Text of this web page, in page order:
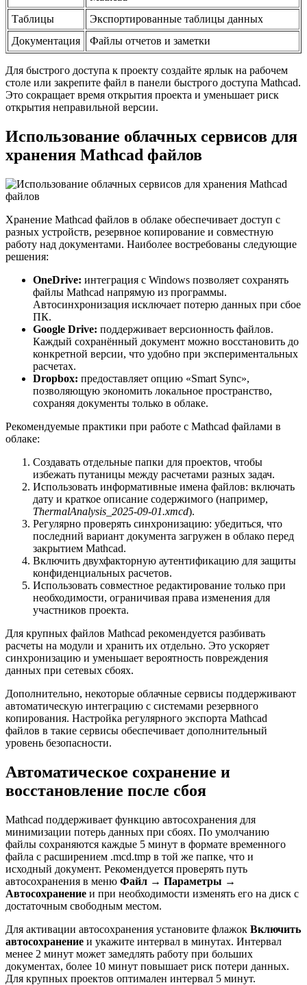
Таблицы
Экспортированные таблицы данных
Документация
Файлы отчетов и заметки
Для быстрого доступа к проекту создайте ярлык на рабочем
столе или закрепите файл в панели быстрого доступа Mathcad.
Это сокращает время открытия проекта и уменьшает риск
открытия неправильной версии.
Использование облачных сервисов для
хранения Mathcad файлов
Хранение Mathcad файлов в облаке обеспечивает доступ с
разных устройств, резервное копирование и совместную
работу над документами. Наиболее востребованы следующие
решения:
OneDrive: интеграция с Windows позволяет сохранять
файлы Mathcad напрямую из программы.
Автосинхронизация исключает потерю данных при сбое
ПК.
Google Drive: поддерживает версионность файлов.
Каждый сохранённый документ можно восстановить до
конкретной версии, что удобно при экспериментальных
расчетах.
Dropbox: предоставляет опцию «Smart Sync»,
позволяющую экономить локальное пространство,
сохраняя документы только в облаке.
Рекомендуемые практики при работе с Mathcad файлами в
облаке:
Создавать отдельные папки для проектов, чтобы
избежать путаницы между расчетами разных задач.
Использовать информативные имена файлов: включать
дату и краткое описание содержимого (например,
ThermalAnalysis_2025-09-01.xmcd).
Регулярно проверять синхронизацию: убедиться, что
последний вариант документа загружен в облако перед
закрытием Mathcad.
Включить двухфакторную аутентификацию для защиты
конфиденциальных расчетов.
Использовать совместное редактирование только при
необходимости, ограничивая права изменения для
участников проекта.
Для крупных файлов Mathcad рекомендуется разбивать
расчеты на модули и хранить их отдельно. Это ускоряет
синхронизацию и уменьшает вероятность повреждения
данных при сетевых сбоях.
Дополнительно, некоторые облачные сервисы поддерживают
автоматическую интеграцию с системами резервного
копирования. Настройка регулярного экспорта Mathcad
файлов в такие сервисы обеспечивает дополнительный
уровень безопасности.
Автоматическое сохранение и
восстановление после сбоя
Mathcad поддерживает функцию автосохранения для
минимизации потерь данных при сбоях. По умолчанию
файлы сохраняются каждые 5 минут в формате временного
файла с расширением .mcd.tmp в той же папке, что и
исходный документ. Рекомендуется проверять путь
автосохранения в меню Файл → Параметры →
Автосохранение и при необходимости изменять его на диск с
достаточным свободным местом.
Для активации автосохранения установите флажок Включить
автосохранение и укажите интервал в минутах. Интервал
менее 2 минут может замедлять работу при больших
документах, более 10 минут повышает риск потери данных.
Для крупных проектов оптимален интервал 5 минут.